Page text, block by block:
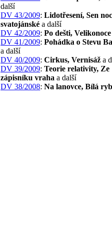
další
DV 43/2009: Lidotřesení, Sen
svatojánské a další
DV 42/2009: Po dešti,
DV 41/2009: Pohádka o Stevu
a další
DV 40/2009: Cirkus, Vernisáž a
DV 39/2009: Teorie relativity, Ze
zápisníku vraha a další
DV 38/2008: Na lanovce, Bílá